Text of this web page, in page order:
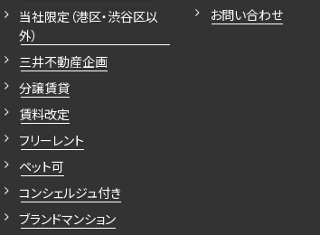
当社限定（港区・渋谷区以
外）
三井不動産企画
分譲賃貸
賃料改定
フリーレント
ペット可
コンシェルジュ付き
ブランドマンション
お問い合わせ